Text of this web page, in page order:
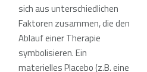
sich aus unterschiedlichen
Faktoren zusammen, die den
Ablauf einer Therapie
symbolisieren. Ein
materielles Placebo (z.B. eine